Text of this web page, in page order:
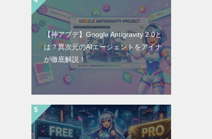
【神アプデ】Google Antigravity 2.0と
は？異次元のAIエージェントをアイナ
が徹底解説！